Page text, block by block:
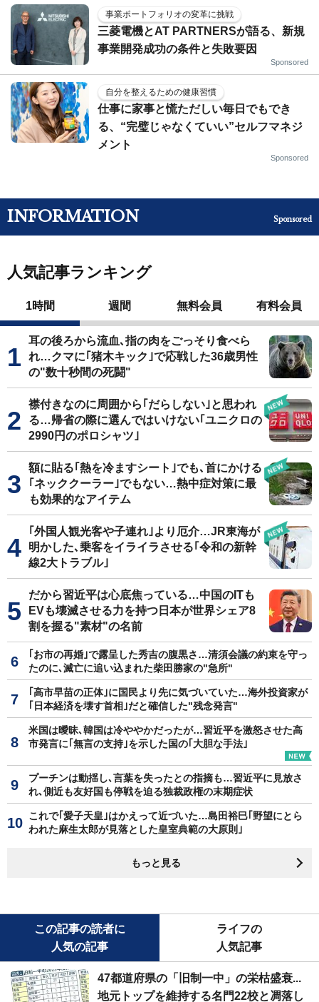
事業ポートフォリオの変革に挑戦
三菱電機とAT PARTNERSが語る、新規
事業開発成功の条件と失敗要因
Sponsored
自分を整えるための健康習慣
仕事に家事と慌ただしい毎日でもでき
る、“完璧じゃなくていい”セルフマネジ
メント
Sponsored
INFORMATION Sponsored
人気記事ランキング
1時間 週間 無料会員 有料会員
耳の後ろから流血､指の肉をごっそり食べら
れ…クマに｢猪木キック｣で応戦した36歳男性
の"数十秒間の死闘"
襟付きなのに周囲から｢だらしない｣と思われ
る…帰省の際に選んではいけない｢ユニクロの
2990円のポロシャツ｣
額に貼る｢熱を冷ますシート｣でも､首にかける
｢ネッククーラー｣でもない…熱中症対策に最
も効果的なアイテム
｢外国人観光客や子連れ｣より厄介…JR東海が
明かした､乗客をイライラさせる｢令和の新幹
線2大トラブル｣
だから習近平は心底焦っている…中国のITも
EVも壊滅させる力を持つ日本が世界シェア8
割を握る"素材"の名前
｢お市の再婚｣で露呈した秀吉の腹黒さ…清須会議の約束を守っ
たのに､滅亡に追い込まれた柴田勝家の"急所"
｢高市早苗の正体｣に国民より先に気づいていた…海外投資家が
｢日本経済を壊す首相｣だと確信した"残念発言"
米国は曖昧､韓国は冷ややかだったが…習近平を激怒させた高
市発言に｢無言の支持｣を示した国の｢大胆な手法｣
プーチンは動揺し､言葉を失ったとの指摘も…習近平に見放さ
れ､側近も友好国も停戦を迫る独裁政権の末期症状
これで｢愛子天皇｣はかえって近づいた…島田裕巳｢野望にとら
われた麻生太郎が見落とした皇室典範の大原則｣
もっと見る
この記事の読者に
人気の記事
ライフの
人気記事
47都道府県の「旧制一中」の栄枯盛衰...
地元トップを維持する名門22校と凋落し